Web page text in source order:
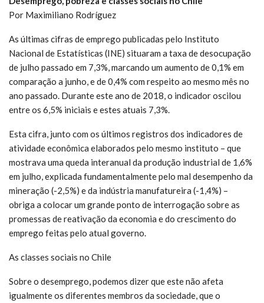
Por Maximiliano Rodríguez
As últimas cifras de emprego publicadas pelo Instituto
Nacional de Estatísticas (INE) situaram a taxa de desocupação
de julho passado em 7,3%, marcando um aumento de 0,1% em
comparação a junho, e de 0,4% com respeito ao mesmo mês no
ano passado. Durante este ano de 2018, o indicador oscilou
entre os 6,5% iniciais e estes atuais 7,3%.
Esta cifra, junto com os últimos registros dos indicadores de
atividade econômica elaborados pelo mesmo instituto – que
mostrava uma queda interanual da produção industrial de 1,6%
em julho, explicada fundamentalmente pelo mal desempenho da
mineração (-2,5%) e da indústria manufatureira (-1,4%) –
obriga a colocar um grande ponto de interrogação sobre as
promessas de reativação da economia e do crescimento do
emprego feitas pelo atual governo.
As classes sociais no Chile
Sobre o desemprego, podemos dizer que este não afeta
igualmente os diferentes membros da sociedade, que o